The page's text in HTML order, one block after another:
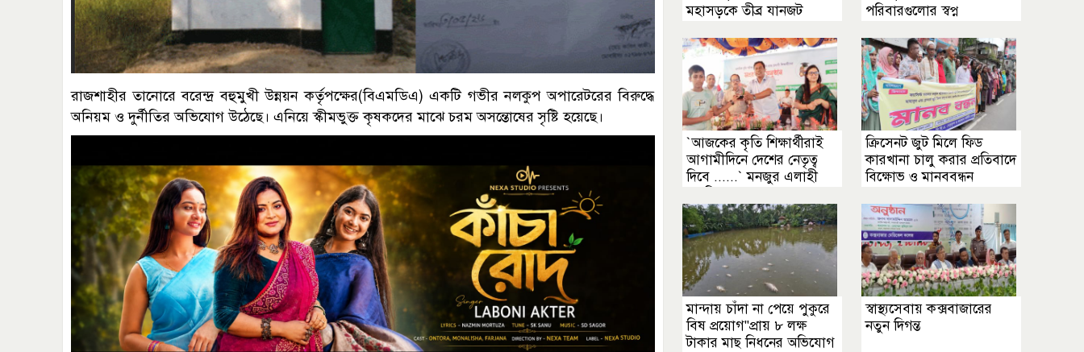
রাজশাহীর তানোরে বরেন্দ্র বহুমুখী উন্নয়ন কর্তৃপক্ষের(বিএমডিএ) একটি গভীর নলকুপ অপারেটরের বিরুদ্ধে
অনিয়ম ও দুর্নীতির অভিযোগ উঠেছে। এনিয়ে স্কীমভুক্ত কৃষকদের মাঝে চরম অসন্তোষের সৃষ্টি হয়েছে।
মহাসড়কে তীব্র যানজট
পরিবারগুলোর স্বপ্ন
‍‍`আজকের কৃতি শিক্ষার্থীরাই
আগামীদিনে দেশের নেতৃত্ব
দিবে ......‍‍` মনজুর এলাহী
ক্রিসেনট জুট মিলে ফিড
কারখানা চালু করার প্রতিবাদে
বিক্ষোভ ও মানববন্ধন
মান্দায় চাঁদা না পেয়ে পুকুরে
বিষ প্রয়োগ"প্রায় ৮ লক্ষ
টাকার মাছ নিধনের অভিযোগ
স্বাস্থ্যসেবায় কক্সবাজারের
নতুন দিগন্ত